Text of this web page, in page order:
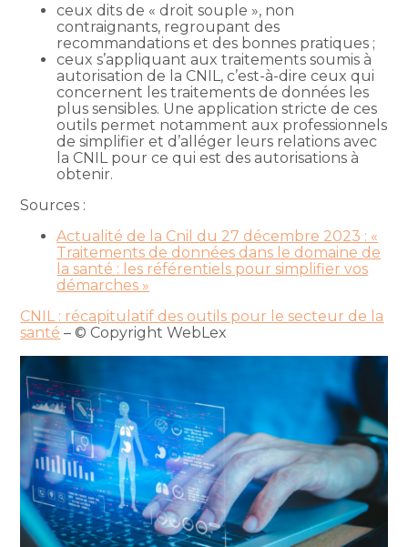
ceux dits de « droit souple », non
contraignants, regroupant des
recommandations et des bonnes pratiques ;
ceux s’appliquant aux traitements soumis à
autorisation de la CNIL, c’est-à-dire ceux qui
concernent les traitements de données les
plus sensibles. Une application stricte de ces
outils permet notamment aux professionnels
de simplifier et d’alléger leurs relations avec
la CNIL pour ce qui est des autorisations à
obtenir.
Sources :
Actualité de la Cnil du 27 décembre 2023 : «
Traitements de données dans le domaine de
la santé : les référentiels pour simplifier vos
démarches »
CNIL : récapitulatif des outils pour le secteur de la
santé – © Copyright WebLex